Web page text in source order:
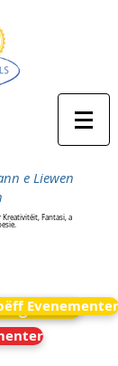
e Liewen
Fantasi, a
Evenementer